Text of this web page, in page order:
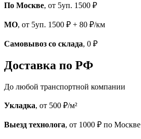
По Москве, от 5уп. 1500 ₽
МО, от 5уп. 1500 ₽ + 80 ₽/км
Самовывоз со склада, 0 ₽
Доставка по РФ
До любой транспортной компании
Укладка, от 500 ₽/м²
Выезд технолога, от 1000 ₽ по Москве